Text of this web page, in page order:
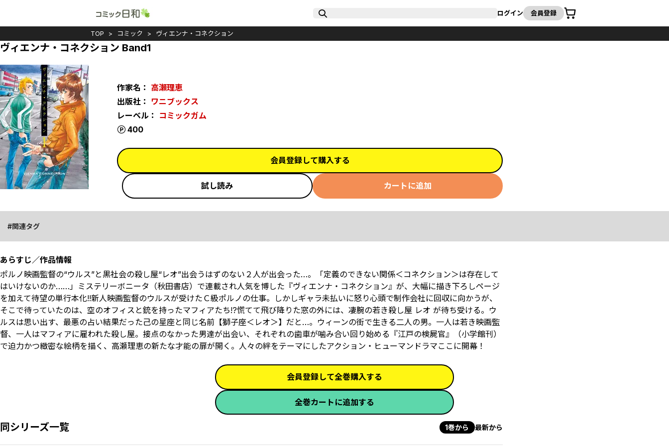
ログイン 会員登録
カート
TOP コミック ヴィエンナ・コネクション
ヴィエンナ・コネクション Band1
作家名： 高瀬理恵
出版社： ワニブックス
レーベル： コミックガム
400
ポイント
会員登録して購入する
試し読み カートに追加
関連タグ
あらすじ／作品情報
ポルノ映画監督の“ウルス”と黒社会の殺し屋“レオ”出会うはずのない２人が出会った…。「定義のできない関係＜コネクション＞は存在して
はいけないのか……」ミステリーボニータ（秋田書店）で連載され人気を博した『ヴィエンナ・コネクション』が、大幅に描き下ろしページ
を加えて待望の単行本化!!新人映画監督のウルスが受けたＣ級ポルノの仕事。しかしギャラ未払いに怒り心頭で制作会社に回収に向かうが、
そこで待っていたのは、空のオフィスと銃を持ったマフィアたち!?慌てて飛び降りた窓の外には、凄腕の若き殺し屋 レオ が待ち受ける。ウ
ルスは思い出す、最悪の占い結果だった己の星座と同じ名前【獅子座＜レオ＞】だと…。ウィーンの街で生きる二人の男。一人は若き映画監
督、一人はマフィアに雇われた殺し屋。接点のなかった男達が出会い、それぞれの歯車が噛み合い回り始める――『江戸の検屍官』（小学館刊）
で迫力かつ緻密な絵柄を描く、高瀬理恵の新たな才能の扉が開く。人々の絆をテーマにしたアクション・ヒューマンドラマここに開幕！
会員登録して全巻購入する
全巻カートに追加する
同シリーズ一覧 1巻から 最新から